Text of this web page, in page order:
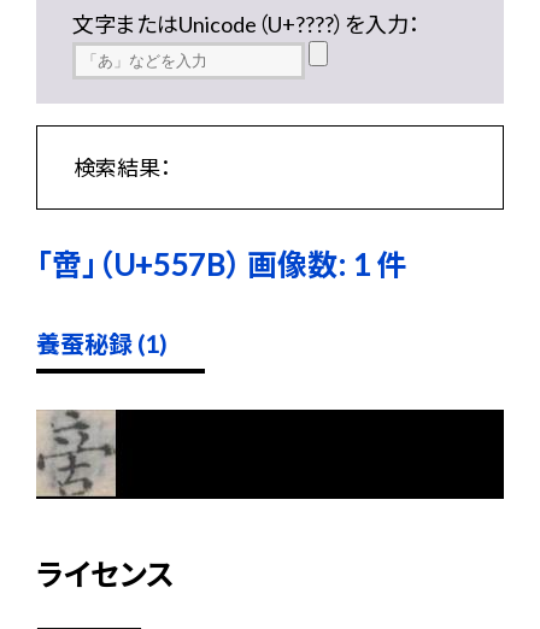
文字またはUnicode（U+????）を入力：
検索結果：
「啻」（U+557B） 画像数: 1 件
養蚕秘録 (1)
ライセンス